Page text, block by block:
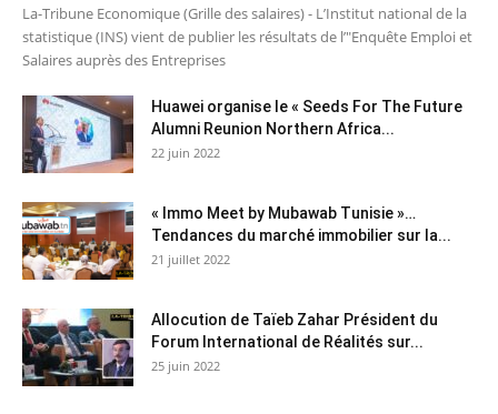
La-Tribune Economique (Grille des salaires) - L’Institut national de la
statistique (INS) vient de publier les résultats de l’"Enquête Emploi et
Salaires auprès des Entreprises
Huawei organise le « Seeds For The Future
Alumni Reunion Northern Africa...
22 juin 2022
« Immo Meet by Mubawab Tunisie »…
Tendances du marché immobilier sur la...
21 juillet 2022
Allocution de Taïeb Zahar Président du
Forum International de Réalités sur...
25 juin 2022